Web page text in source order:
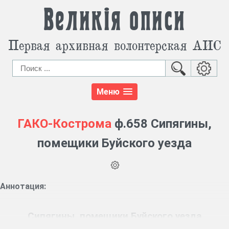
Великія описи
Первая архивная волонтерская АИС
Меню
ГАКО-Кострома ф.658 Сипягины,
помещики Буйского уезда
Аннотация:
Сипягины, помещики Буйского уезда